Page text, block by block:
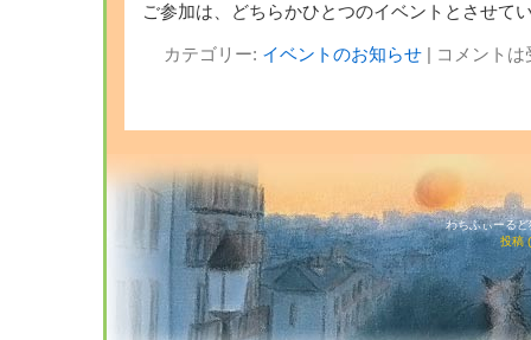
ご参加は、どちらかひとつのイベントとさせて
カテゴリー: イベントのお知らせ| コメント
わちふぃーる
投稿